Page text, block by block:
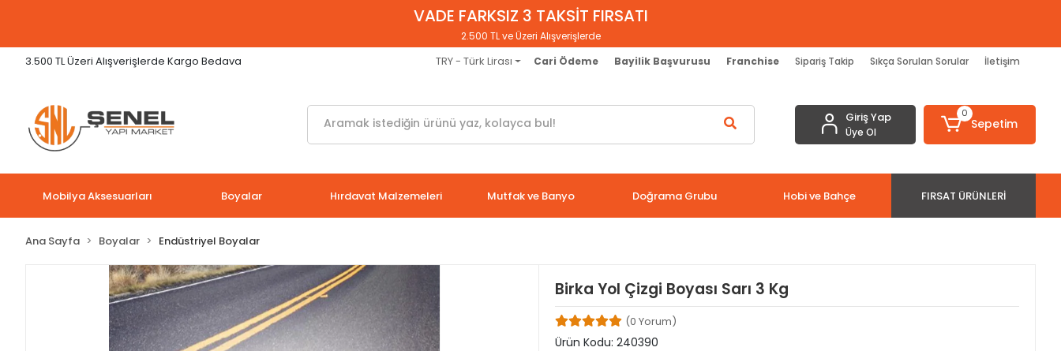
VADE FARKSIZ 3 TAKSİT FIRSATI
2.500 TL ve Üzeri Alışverişlerde
3.500 TL Üzeri Alışverişlerde Kargo Bedava TRY - Türk Lirası Cari Ödeme Bayilik Başvurusu Franchise Sipariş Takip Sıkça Sorulan Sorular İletişim
Giriş Yap
Üye Ol
0
Sepetim
Mobilya Aksesuarları Boyalar Hırdavat Malzemeleri Mutfak ve Banyo Doğrama Grubu Hobi ve Bahçe FIRSAT ÜRÜNLERI
Ana Sayfa Boyalar Endüstriyel Boyalar
Birka Yol Çizgi Boyası Sarı 3 Kg
(0 Yorum)
Ürün Kodu: 240390